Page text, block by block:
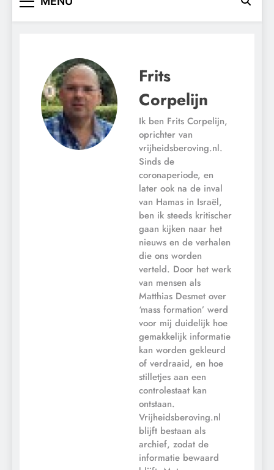
Frits
Corpelijn
Ik ben Frits Corpelijn,
oprichter van
vrijheidsberoving.nl.
Sinds de
coronaperiode, en
later ook na de inval
van Hamas in Israël,
ben ik steeds kritischer
gaan kijken naar het
nieuws en de verhalen
die ons worden
verteld. Door het werk
van mensen als
Matthias Desmet over
‘mass formation’ werd
voor mij duidelijk hoe
gemakkelijk informatie
kan worden gekleurd
of verdraaid, en hoe
stilletjes aan een
controle­staat kan
ontstaan.
Vrijheidsberoving.nl
blijft bestaan als
archief, zodat de
informatie bewaard